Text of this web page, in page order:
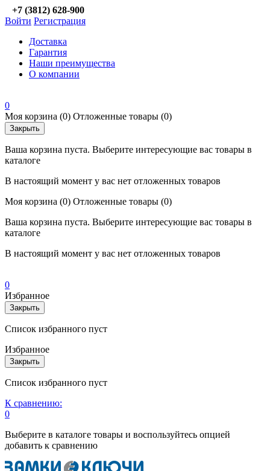
+7 (3812) 628-900
Войти Регистрация
Доставка
Гарантия
Наши преимущества
О компании
0
Моя корзина (0) Отложенные товары (0)
Закрыть
Ваша корзина пуста. Выберите интересующие вас товары в
каталоге
В настоящий момент у вас нет отложенных товаров
Моя корзина (0) Отложенные товары (0)
Ваша корзина пуста. Выберите интересующие вас товары в
каталоге
В настоящий момент у вас нет отложенных товаров
0
Избранное
Закрыть
Список избранного пуст
Избранное
Закрыть
Список избранного пуст
К сравнению:
0
Выберите в каталоге товары и воспользуйтесь опцией
добавить к сравнению